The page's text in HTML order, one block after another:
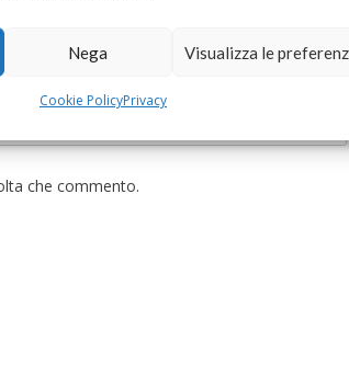
Nega Visualizza le
Cookie PolicyPrivacy
che commento.